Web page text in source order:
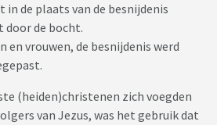
in de plaats van de besnijdenis
door de bocht.
en vrouwen, de besnijdenis werd
(heiden)christenen zich voegden
van Jezus, was het gebruik dat